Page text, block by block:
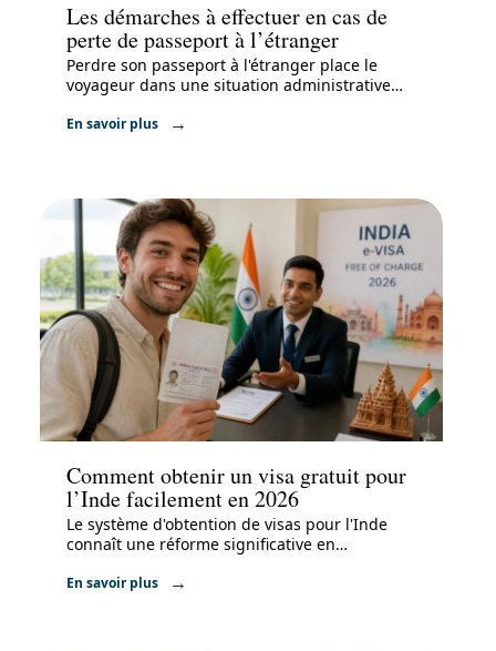
Les démarches à effectuer en cas de
perte de passeport à l’étranger
Perdre son passeport à l'étranger place le
voyageur dans une situation administrative…
En savoir plus
Administratif
Comment obtenir un visa gratuit pour
l’Inde facilement en 2026
Le système d'obtention de visas pour l'Inde
connaît une réforme significative en…
En savoir plus